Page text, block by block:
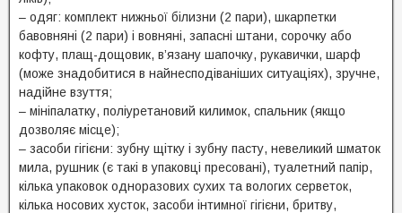
– одяг: комплект нижньої білизни (2 пари), шкарпетки
бавовняні (2 пари) і вовняні, запасні штани, сорочку або
кофту, плащ-дощовик, в’язану шапочку, рукавички, шарф
(може знадобитися в найнесподіваніших ситуаціях), зручне,
надійне взуття;
– мініпалатку, поліуретановий килимок, спальник (якщо
дозволяє місце);
– засоби гігієни: зубну щітку і зубну пасту, невеликий шматок
мила, рушник (є такі в упаковці пресовані), туалетний папір,
кілька упаковок одноразових сухих та вологих серветок,
кілька носових хусток, засоби інтимної гігієни, бритву,